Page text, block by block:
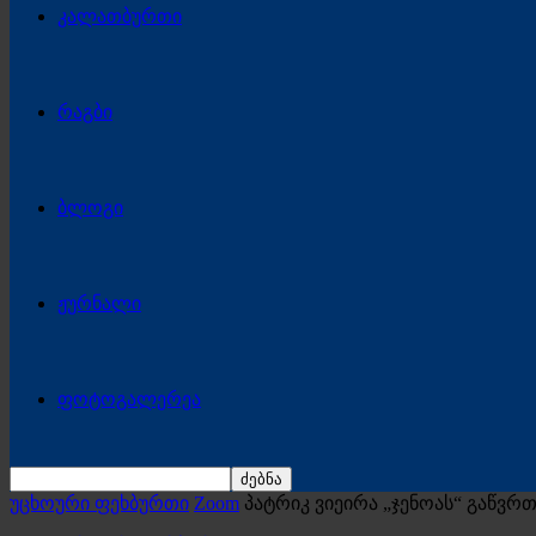
კალათბურთი
რაგბი
ბლოგი
ჟურნალი
ფოტოგალერეა
უცხოური ფეხბურთი Zoom პატრიკ ვიეირა „ჯენოას“